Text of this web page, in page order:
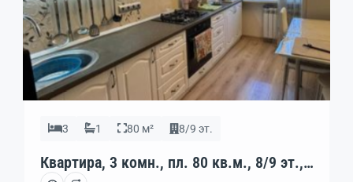
3 1 80 м² 8/9 эт.
Квартира, 3 комн., пл. 80 кв.м., 8/9 эт.,